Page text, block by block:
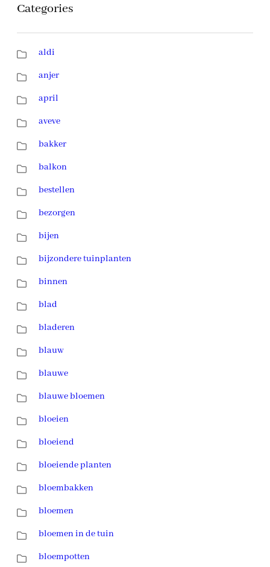
Categories
aldi
anjer
april
aveve
bakker
balkon
bestellen
bezorgen
bijen
bijzondere tuinplanten
binnen
blad
bladeren
blauw
blauwe
blauwe bloemen
bloeien
bloeiend
bloeiende planten
bloembakken
bloemen
bloemen in de tuin
bloempotten